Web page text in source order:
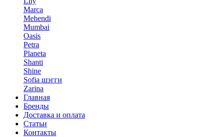
Marca
Mehendi
Mumbai
Oasis
Petra
Planeta
Shanti
Shine
Sofia шэгги
Zarina
Главная
Бренды
Доставка и оплата
Статьи
Контакты